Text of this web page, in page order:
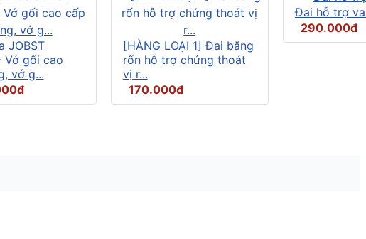
JOBST
Vớ gối cao
vớ g...
[HÀNG LOẠI 1] Đai băng
rốn hỗ trợ chứng thoát
vị r...
170.000đ
Đai hỗ trợ
290.000đ